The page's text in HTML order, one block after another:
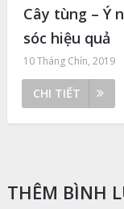
Cây tùng – Ý
sóc hiệu quả
10 Tháng Chín, 2019
CHI TIẾT
THÊM BÌNH